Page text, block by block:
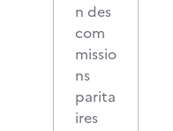
n des
com
missio
ns
parita
ires